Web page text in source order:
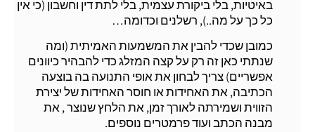
באיטיות, בלי ביקורת עצמית, בלי לתת דין וחשבון (כי אין
כל כך על מה..), רשלנים וכדומה…
כמובן שכדי להבין את המשמעות האמיתית (ומה
שנתתי כאן זה רק על קצה המזלג כדי להבהיר כיוונים
אפשריים) צריך לבחון את אופי התנועה בה בוצעה
הכתיבה, את האחידות או חוסר האחידות של יצירת
הזווית ושמירתה לאורך זמן, את הלחץ שנוצר , את
מבנה הכתב ועוד פרמטרים נוספים.